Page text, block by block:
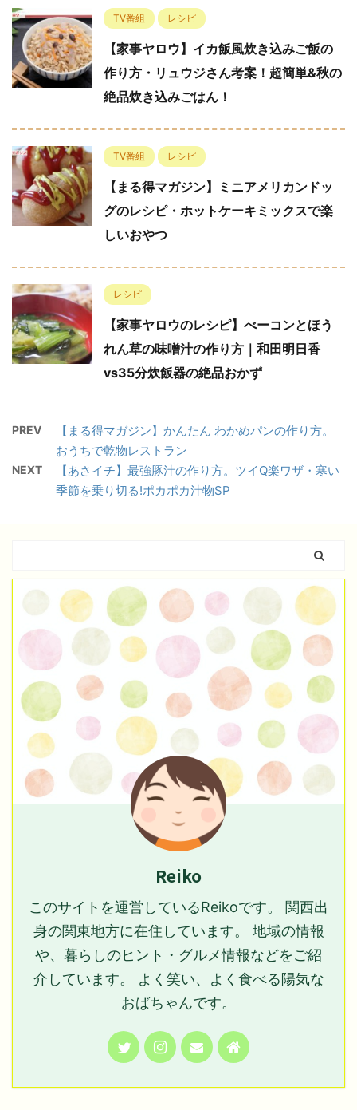
TV番組 レシピ
【家事ヤロウ】イカ飯風炊き込みご飯の
作り方・リュウジさん考案！超簡単&秋の
絶品炊き込みごはん！
TV番組 レシピ
【まる得マガジン】ミニアメリカンドッ
グのレシピ・ホットケーキミックスで楽
しいおやつ
レシピ
【家事ヤロウのレシピ】べーコンとほう
れん草の味噌汁の作り方｜和田明日香
vs35分炊飯器の絶品おかず
PREV
【まる得マガジン】かんたん わかめパンの作り方。
おうちで乾物レストラン
NEXT
【あさイチ】最強豚汁の作り方。ツイQ楽ワザ・寒い
季節を乗り切る!ポカポカ汁物SP
Reiko
このサイトを運営しているReikoです。 関西出
身の関東地方に在住しています。 地域の情報
や、暮らしのヒント・グルメ情報などをご紹
介しています。 よく笑い、よく食べる陽気な
おばちゃんです。